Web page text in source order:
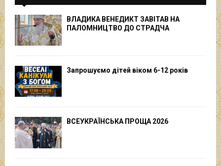
ВЛАДИКА ВЕНЕДИКТ ЗАВІТАВ НА
ПАЛОМНИЦТВО ДО СТРАДЧА
Запрошуємо дітей віком 6-12 років
ВСЕУКРАЇНСЬКА ПРОЩА 2026